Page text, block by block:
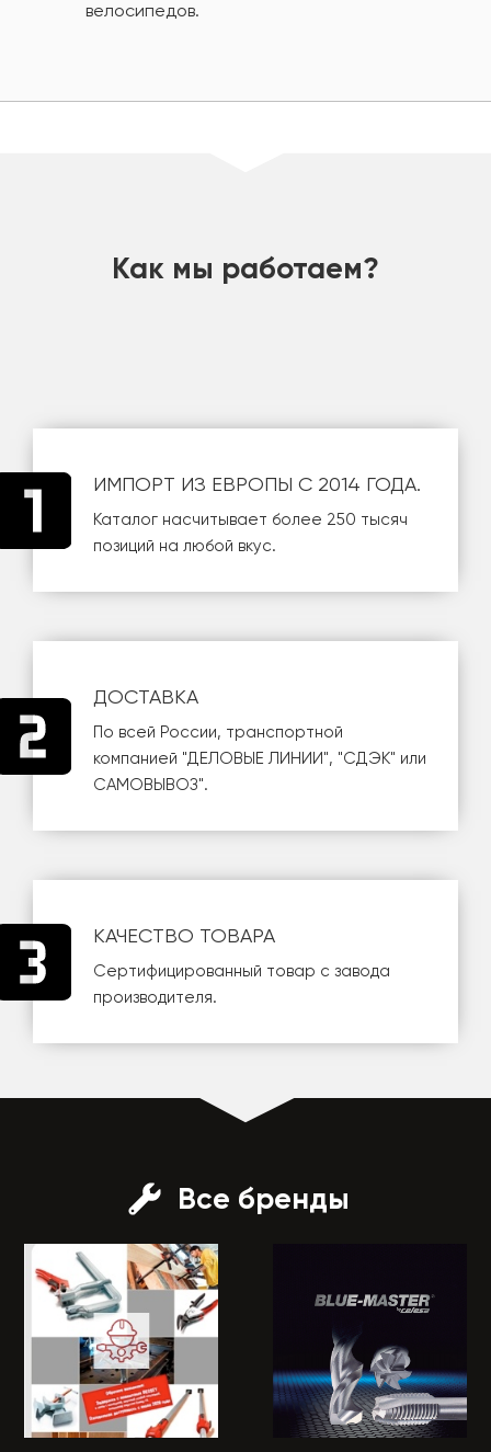
велосипедов.
Как мы работаем?
ИМПОРТ ИЗ ЕВРОПЫ С 2014 ГОДА.
Каталог насчитывает более 250 тысяч
позиций на любой вкус.
ДОСТАВКА
По всей России, транспортной
компанией "ДЕЛОВЫЕ ЛИНИИ", "СДЭК" или
САМОВЫВОЗ".
КАЧЕСТВО ТОВАРА
Сертифицированный товар с завода
производителя.
Все бренды